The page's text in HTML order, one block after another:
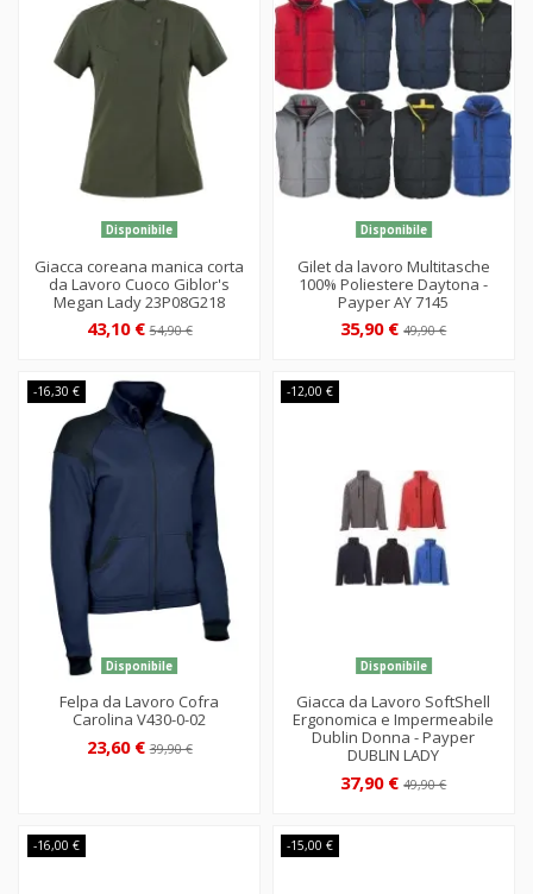
Disponibile
Giacca coreana manica corta
da Lavoro Cuoco Giblor's
Megan Lady 23P08G218
43,10 €54,90 €
Disponibile
Gilet da lavoro Multitasche
100% Poliestere Daytona -
Payper AY 7145
35,90 €49,90 €
-16,30 €
Disponibile
Felpa da Lavoro Cofra
Carolina V430-0-02
23,60 €39,90 €
-12,00 €
Disponibile
Giacca da Lavoro SoftShell
Ergonomica e Impermeabile
Dublin Donna - Payper
DUBLIN LADY
37,90 €49,90 €
-16,00 € -15,00 €